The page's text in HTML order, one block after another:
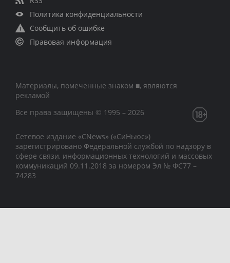
Политика конфиденциальности
Сообщить об ошибке
Правовая информация
Материалы, помеченные знаком ■, являются
рекламой
Все права защищены © 1995 – 2026
Сетевое издание «CNews» («СиНьюс»)
зарегистрировано Федеральной службой по надзору в
сфере связи, информационных технологий и массовых
коммуникаций 09.11.2018 за номером Эл № ФС77 –
74283